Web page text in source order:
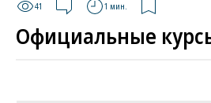
41 1 мин.
Официальные